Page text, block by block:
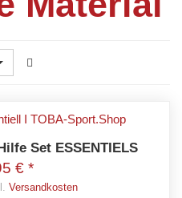
Set ESSENTIELS
€ *
Versandkosten